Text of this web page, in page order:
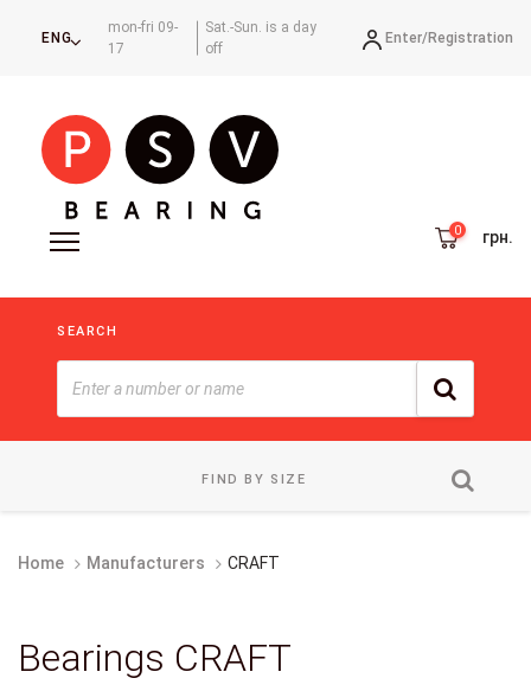
ENG
mon-fri 09-
17
Sat.-Sun. is a day
off
Enter/Registration
грн.
SEARCH
FIND BY SIZE
Home Manufacturers CRAFT
Bearings CRAFT